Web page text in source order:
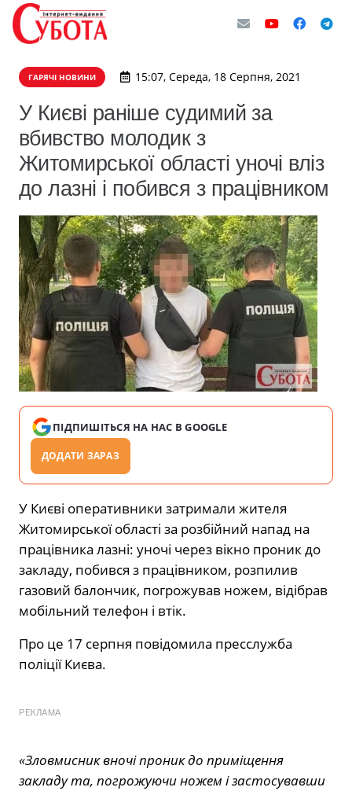
ГАРЯЧІ НОВИНИ 15:07, Середа, 18 Серпня, 2021
У Києві раніше судимий за
вбивство молодик з
Житомирської області уночі вліз
до лазні і побився з працівником
ПІДПИШІТЬСЯ НА НАС В GOOGLE
ДОДАТИ ЗАРАЗ
У Києві оперативники затримали жителя
Житомирської області за розбійний напад на
працівника лазні: уночі через вікно проник до
закладу, побився з працівником, розпилив
газовий балончик, погрожував ножем, відібрав
мобільний телефон і втік.
Про це 17 серпня повідомила пресслужба
поліції Києва.
РЕКЛАМА
«Зловмисник вночі проник до приміщення
закладу та, погрожуючи ножем і застосувавши